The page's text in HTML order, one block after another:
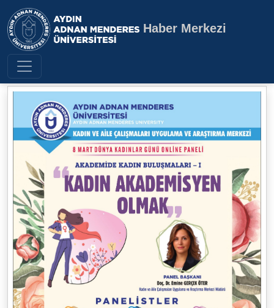
Aydın Adnan Menderes
Haber Merkezi